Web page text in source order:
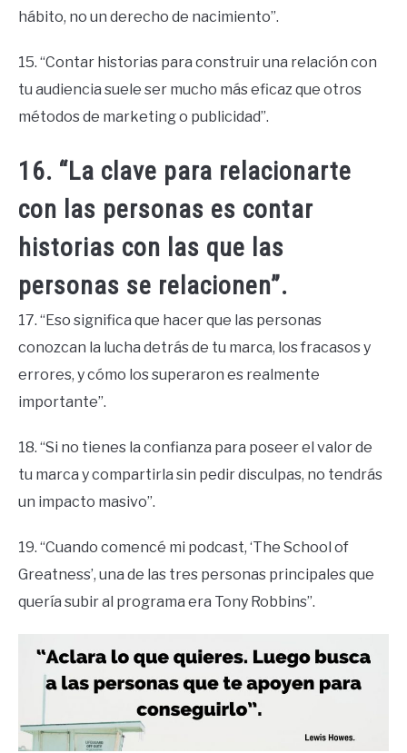
hábito, no un derecho de nacimiento”.
15. “Contar historias para construir una relación con
tu audiencia suele ser mucho más eficaz que otros
métodos de marketing o publicidad”.
16. “La clave para relacionarte
con las personas es contar
historias con las que las
personas se relacionen”.
17. “Eso significa que hacer que las personas
conozcan la lucha detrás de tu marca, los fracasos y
errores, y cómo los superaron es realmente
importante”.
18. “Si no tienes la confianza para poseer el valor de
tu marca y compartirla sin pedir disculpas, no tendrás
un impacto masivo”.
19. “Cuando comencé mi podcast, ‘The School of
Greatness’, una de las tres personas principales que
quería subir al programa era Tony Robbins”.